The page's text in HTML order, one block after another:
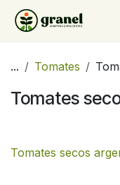
Ir al contenido
... Tomates
Tomates
Tomates secos